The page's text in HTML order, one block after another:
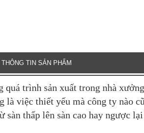
THÔNG TIN SẢN PHẨM
quá trình sản xuất trong nhà
là việc thiết yếu mà công ty nào
sàn thấp lên sàn cao hay ngược